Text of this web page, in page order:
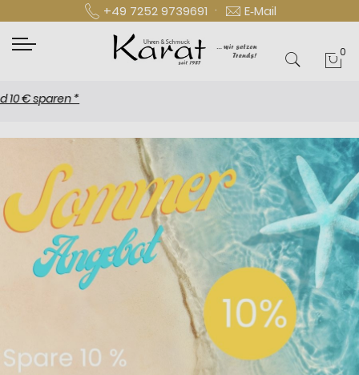
+49 7252 9739691 · E‑Mail
0
*